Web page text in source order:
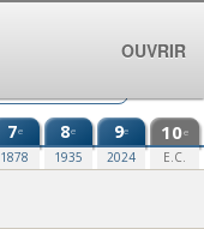
7e
1878
8e
1935
9e
2024
10e
E.C.
OUVRIR